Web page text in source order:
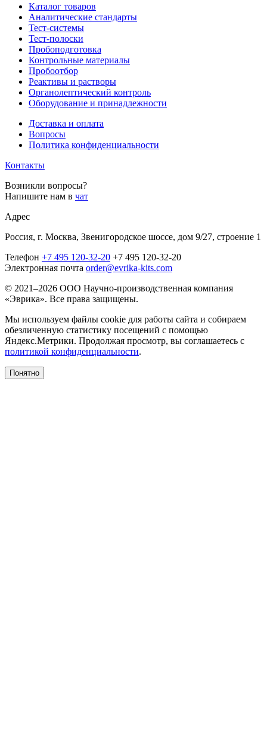
Каталог товаров
Аналитические стандарты
Тест-системы
Тест-полоски
Пробоподготовка
Контрольные материалы
Пробоотбор
Реактивы и растворы
Органолептический контроль
Оборудование и принадлежности
Доставка и оплата
Вопросы
Политика конфиденциальности
Контакты
Возникли вопросы?
Напишите нам в чат
Адрес
Россия, г. Москва, Звенигородское шоссе, дом 9/27, строение 1
Телефон +7 495 120-32-20 +7 495 120-32-20
Электронная почта order@evrika-kits.com
© 2021–2026 ООО Научно-производственная компания
«Эврика». Все права защищены.
Мы используем файлы cookie для работы сайта и собираем
обезличенную статистику посещений с помощью
Яндекс.Метрики. Продолжая просмотр, вы соглашаетесь с
политикой конфиденциальности.
Понятно